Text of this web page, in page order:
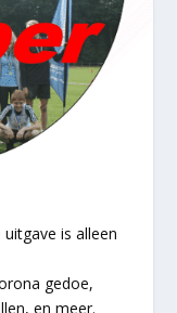
is alleen
gedoe,
en meer.